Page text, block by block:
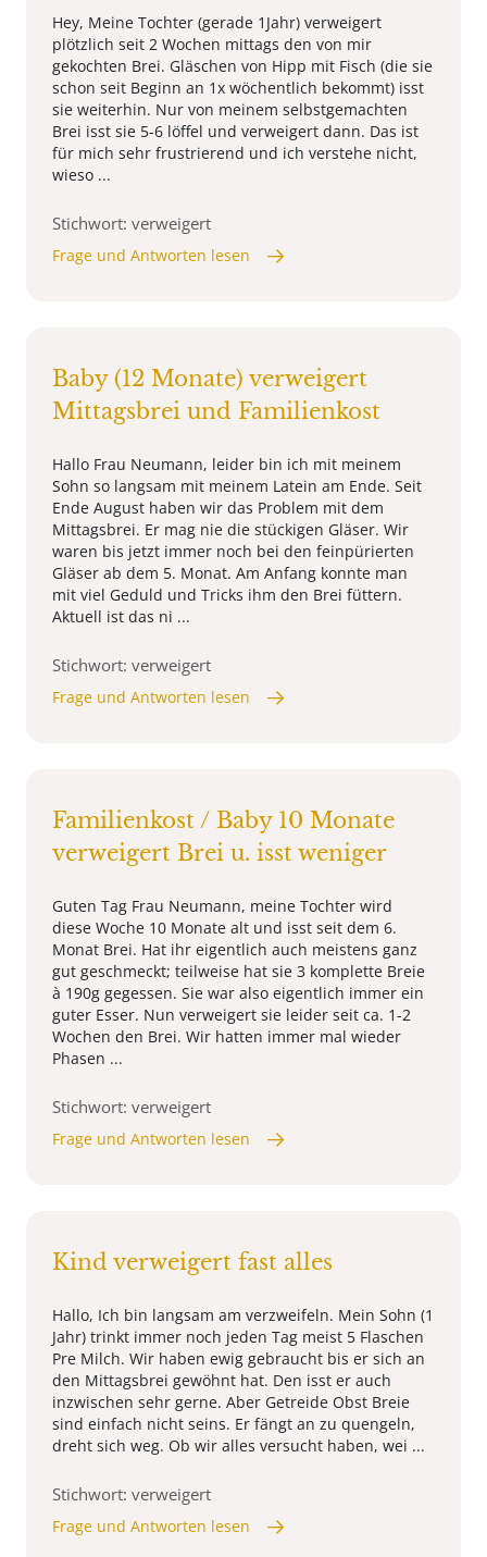
Hey, Meine Tochter (gerade 1Jahr) verweigert
plötzlich seit 2 Wochen mittags den von mir
gekochten Brei. Gläschen von Hipp mit Fisch (die sie
schon seit Beginn an 1x wöchentlich bekommt) isst
sie weiterhin. Nur von meinem selbstgemachten
Brei isst sie 5-6 löffel und verweigert dann. Das ist
für mich sehr frustrierend und ich verstehe nicht,
wieso ...
Stichwort: verweigert
Frage und Antworten lesen
Baby (12 Monate) verweigert
Mittagsbrei und Familienkost
Hallo Frau Neumann, leider bin ich mit meinem
Sohn so langsam mit meinem Latein am Ende. Seit
Ende August haben wir das Problem mit dem
Mittagsbrei. Er mag nie die stückigen Gläser. Wir
waren bis jetzt immer noch bei den feinpürierten
Gläser ab dem 5. Monat. Am Anfang konnte man
mit viel Geduld und Tricks ihm den Brei füttern.
Aktuell ist das ni ...
Stichwort: verweigert
Frage und Antworten lesen
Familienkost / Baby 10 Monate
verweigert Brei u. isst weniger
Guten Tag Frau Neumann, meine Tochter wird
diese Woche 10 Monate alt und isst seit dem 6.
Monat Brei. Hat ihr eigentlich auch meistens ganz
gut geschmeckt; teilweise hat sie 3 komplette Breie
à 190g gegessen. Sie war also eigentlich immer ein
guter Esser. Nun verweigert sie leider seit ca. 1-2
Wochen den Brei. Wir hatten immer mal wieder
Phasen ...
Stichwort: verweigert
Frage und Antworten lesen
Kind verweigert fast alles
Hallo, Ich bin langsam am verzweifeln. Mein Sohn (1
Jahr) trinkt immer noch jeden Tag meist 5 Flaschen
Pre Milch. Wir haben ewig gebraucht bis er sich an
den Mittagsbrei gewöhnt hat. Den isst er auch
inzwischen sehr gerne. Aber Getreide Obst Breie
sind einfach nicht seins. Er fängt an zu quengeln,
dreht sich weg. Ob wir alles versucht haben, wei ...
Stichwort: verweigert
Frage und Antworten lesen